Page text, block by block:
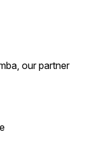
our partner